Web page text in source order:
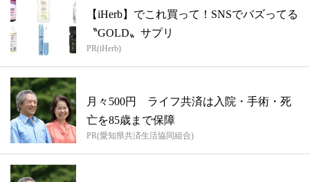
【iHerb】でこれ買って！SNSでバズってる
〝GOLD〟サプリ
PR(iHerb)
月々500円 ライフ共済は入院・手術・死
亡を85歳まで保障
PR(愛知県共済生活協同組合)